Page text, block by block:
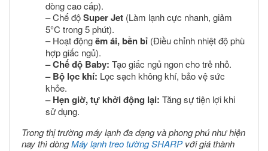
dòng cao cấp).
– Chế độSuper Jet (Làm lạnh cực nhanh, giảm
5°C trong 5 phút).
– Hoạt độngêm ái, bền bỉ (Điều chỉnh nhiệt độ phù
hợp giấc ngủ).
– Chế độ Baby: Tạo giấc ngủ ngon cho trẻ nhỏ.
– Bộ lọc khí: Lọc sạch không khí, bảo vệ sức
khỏe.
– Hẹn giờ, tự khởi động lại: Tăng sự tiện lợi khi
sử dụng.
Trong thị trường máy lạnh đa dạng và phong phú như hiện
nay thì dòngMáy lạnh treo tường SHARPvới giá thành